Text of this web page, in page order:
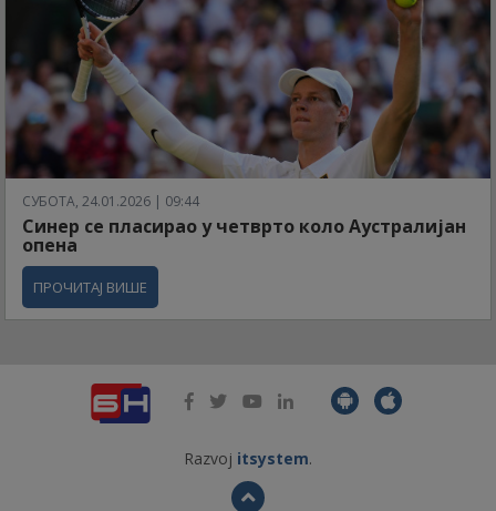
СУБОТА, 24.01.2026 | 09:44
Синер се пласирао у четврто коло Аустралијан
опена
ПРОЧИТАЈ ВИШЕ
Razvoj itsystem.